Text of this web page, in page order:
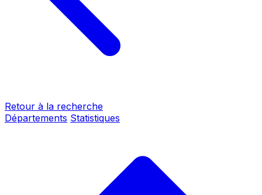
Retour à la recherche
Départements Statistiques